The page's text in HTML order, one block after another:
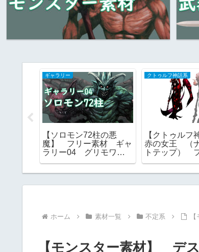
ギャラリー
【ソロモン72柱の悪
魔】 フリー素材 ギャ
ラリー04 グリモワー
クトゥルフ神話系
【クトゥル
赤の女王 （
トテップ）
ホーム 素材一覧 不定系
【モンスター素材】 デ